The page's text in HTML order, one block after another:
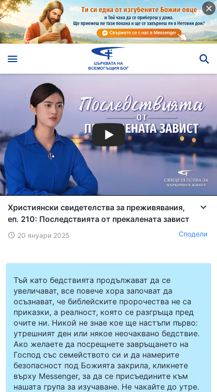
Християнски свидетелства за преживявания,
еп. 210: Последствията от прекалената завист
20 януари 2025 Сподели
Тъй като бедствията продължават да се
увеличават, все повече хора започват да
осъзнават, че библейските пророчества не са
приказки, а реалност, която се разгръща пред
очите ни. Никой не знае кое ще настъпи първо:
утрешният ден или някое неочаквано бедствие.
Ако желаете да посрещнете завръщането на
Господ със семейството си и да намерите
безопасност под Божията закрила, кликнете
върху Messenger, за да се присъедините към
нашата група за изучаване. Не чакайте до утре.